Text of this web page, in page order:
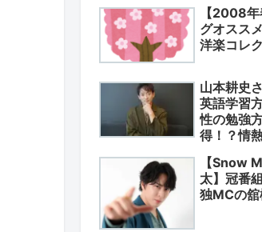
【2008
グオスス
洋楽コレ
山本耕史
英語学習
性の勉強
得！？情
【Snow
太】冠番
独MCの